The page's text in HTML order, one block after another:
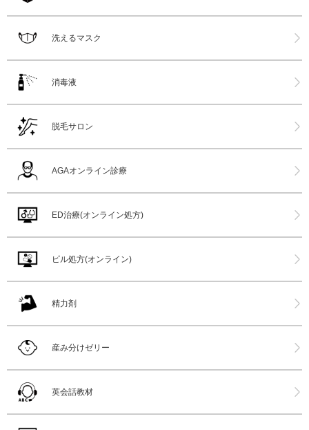
洗えるマスク
消毒液
脱毛サロン
AGAオンライン診療
ED治療(オンライン処方)
ピル処方(オンライン)
精力剤
産み分けゼリー
英会話教材